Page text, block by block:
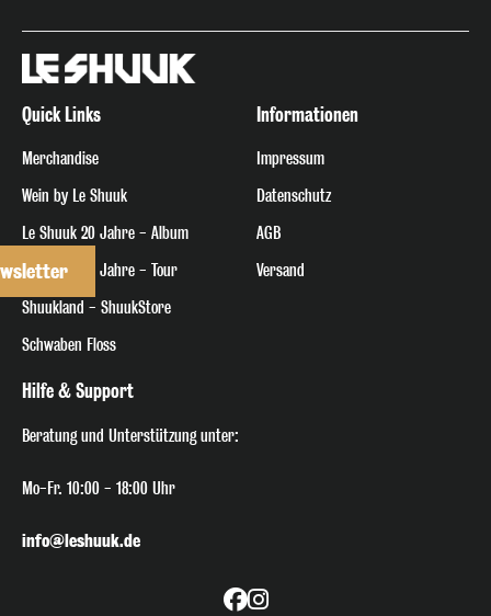
Hilfe & Support
Beratungund Unterstützung unter:
Mo-Fr. 10:00 - 18:00 Uhr
info@leshuuk.de
Quick Links
Merchandise
Wein by Le Shuuk
Le Shuuk 20 Jahre - Album
Le Shuuk 20 Jahre - Tour
Shuukland - ShuukStore
Schwaben Floss
Informationen
Impressum
Datenschutz
AGB
Versand